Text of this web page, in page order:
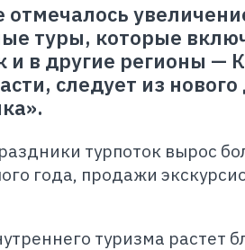
туры, которые
и в другие регионы —
следует из
турпоток вырос
года, продажи
туризма растет